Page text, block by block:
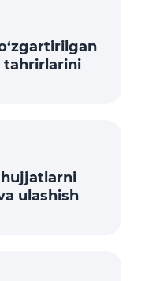
tahrirlarini
ulashish